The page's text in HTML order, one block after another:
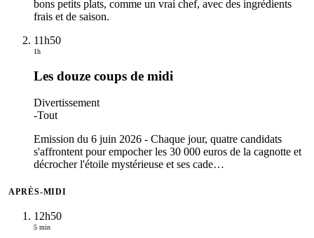
bons petits plats, comme un vrai chef, avec des ingrédients
frais et de saison.
11h50
1h
Les douze coups de midi
Divertissement
-Tout
Emission du 6 juin 2026 - Chaque jour, quatre candidats
s'affrontent pour empocher les 30 000 euros de la cagnotte et
décrocher l'étoile mystérieuse et ses cade…
APRÈS-MIDI
12h50
5 min